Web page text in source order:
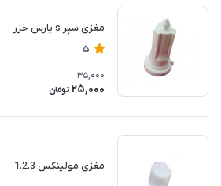
مغزی سپر s پارس خزر
5
35,000
25,000 تومان
مغزی مولینکس 1.2.3